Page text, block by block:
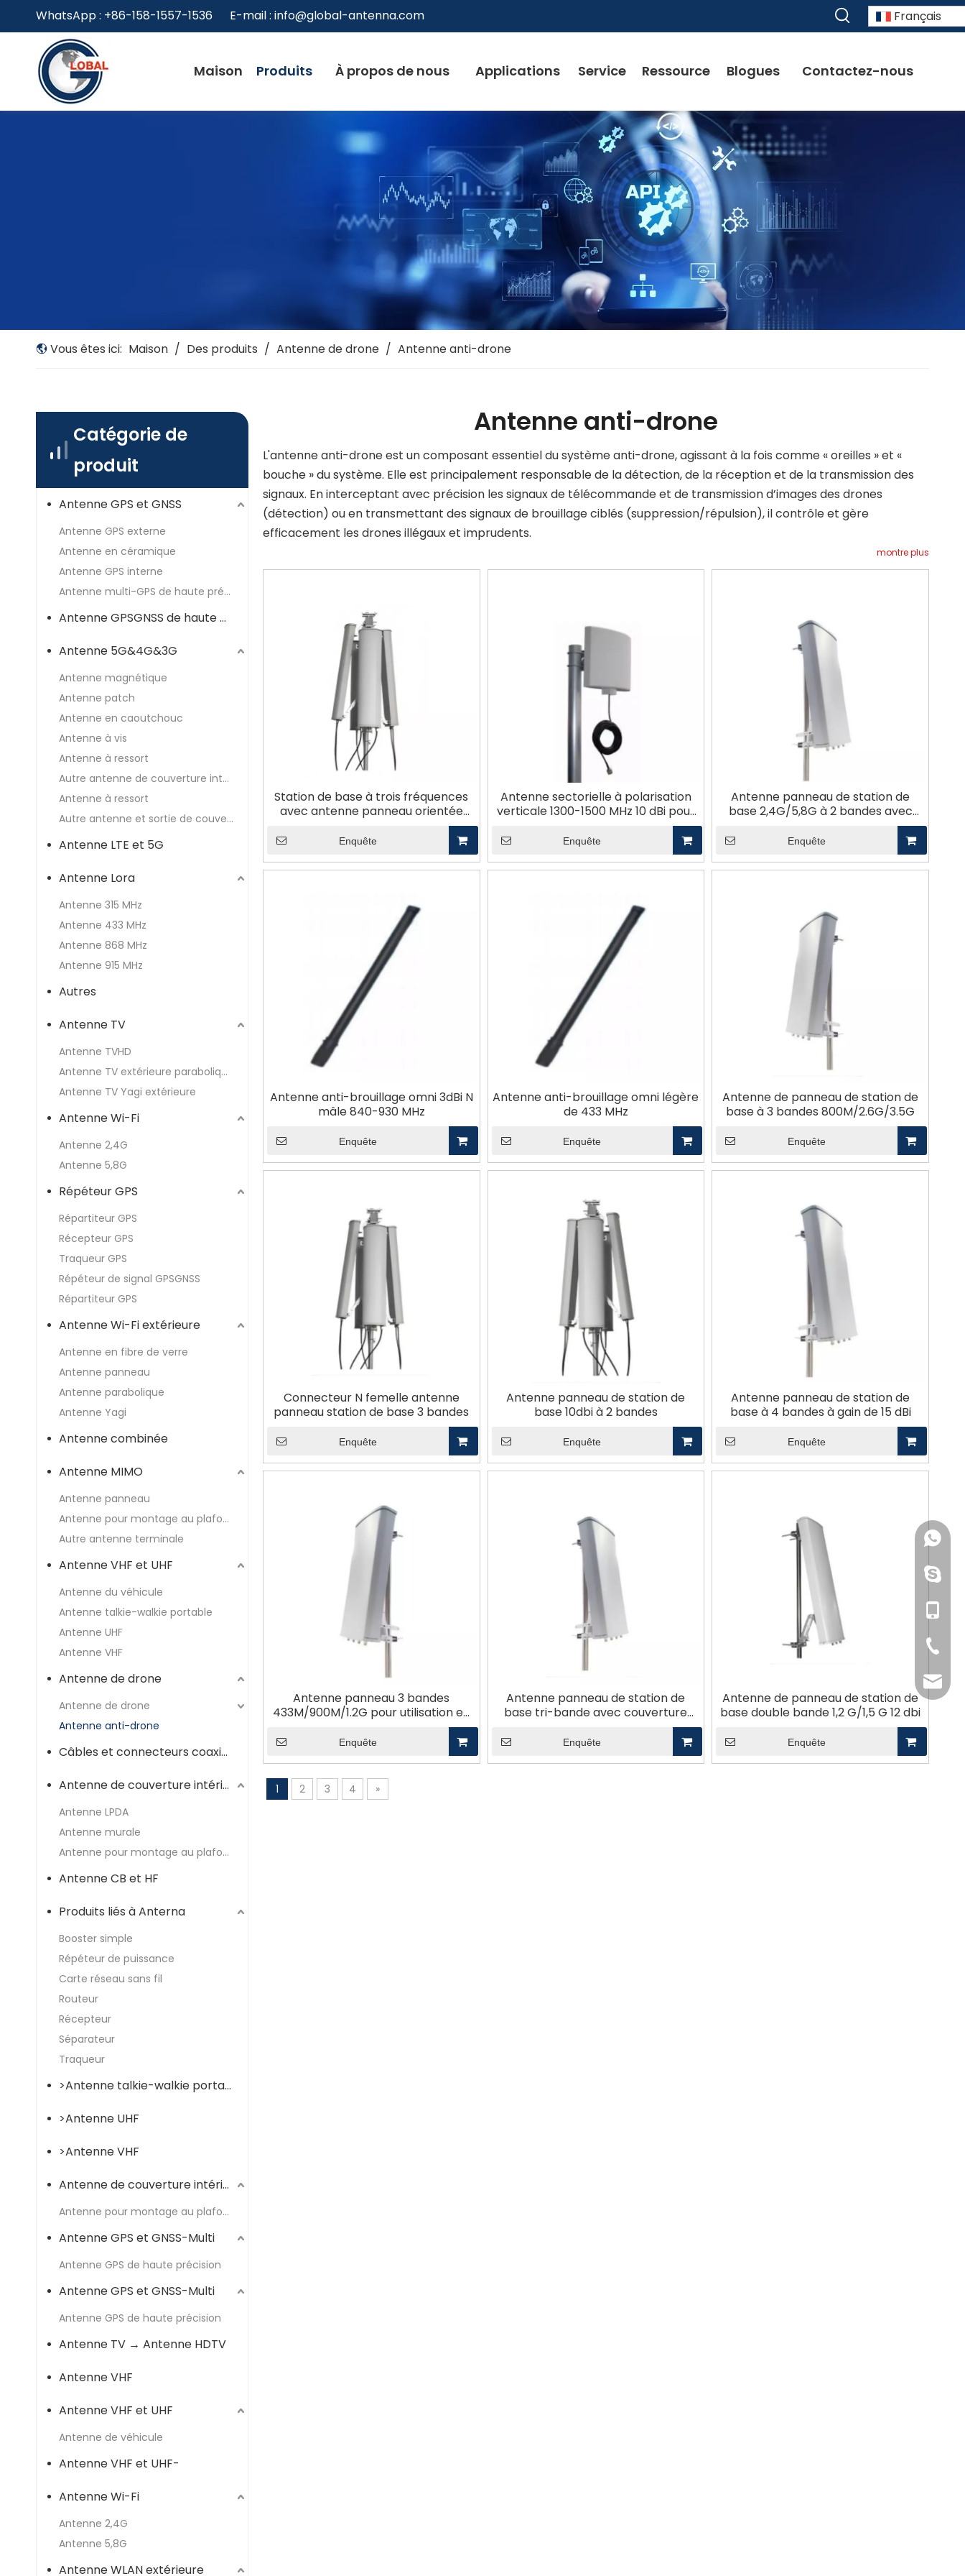
WhatsApp : +86-158-1557-1536 E-mail : info@global-antenna.com Français
Maison Produits À propos de nous Applications Service Ressource Blogues Contactez-nous
Vous êtes ici: Maison / Des produits / Antenne de drone / Antenne anti-drone
Catégorie de
produit
Antenne GPS et GNSS
Antenne GPS externe
Antenne en céramique
Antenne GPS interne
Antenne multi-GPS de haute précision
Antenne GPSGNSS de haute précision
Antenne 5G&4G&3G
Antenne magnétique
Antenne patch
Antenne en caoutchouc
Antenne à vis
Antenne à ressort
Autre antenne de couverture intérieure et antenne Wlan extérieure
Antenne à ressort
Autre antenne et sortie de couverture intérieure...
Antenne LTE et 5G
Antenne Lora
Antenne 315 MHz
Antenne 433 MHz
Antenne 868 MHz
Antenne 915 MHz
Autres
Antenne TV
Antenne TVHD
Antenne TV extérieure parabolique
Antenne TV Yagi extérieure
Antenne Wi-Fi
Antenne 2,4G
Antenne 5,8G
Répéteur GPS
Répartiteur GPS
Récepteur GPS
Traqueur GPS
Répéteur de signal GPSGNSS
Répartiteur GPS
Antenne Wi-Fi extérieure
Antenne en fibre de verre
Antenne panneau
Antenne parabolique
Antenne Yagi
Antenne combinée
Antenne MIMO
Antenne panneau
Antenne pour montage au plafond
Autre antenne terminale
Antenne VHF et UHF
Antenne du véhicule
Antenne talkie-walkie portable
Antenne UHF
Antenne VHF
Antenne de drone
Antenne de drone
Antenne anti-drone
Câbles et connecteurs coaxiaux
Antenne de couverture intérieure
Antenne LPDA
Antenne murale
Antenne pour montage au plafond
Antenne CB et HF
Produits liés à Anterna
Booster simple
Répéteur de puissance
Carte réseau sans fil
Routeur
Récepteur
Séparateur
Traqueur
>Antenne talkie-walkie portable
>Antenne UHF
>Antenne VHF
Antenne de couverture intérieure
Antenne pour montage au plafond
Antenne GPS et GNSS-Multi
Antenne GPS de haute précision
Antenne GPS et GNSS-Multi
Antenne GPS de haute précision
Antenne TV → Antenne HDTV
Antenne VHF
Antenne VHF et UHF
Antenne de véhicule
Antenne VHF et UHF-
Antenne Wi-Fi
Antenne 2,4G
Antenne 5,8G
Antenne WLAN extérieure
Antenne anti-drone
L'antenne anti-drone est un composant essentiel du système anti-drone, agissant à la fois comme « oreilles » et «
bouche » du système. Elle est principalement responsable de la détection, de la réception et de la transmission des
signaux. En interceptant avec précision les signaux de télécommande et de transmission d’images des drones
(détection) ou en transmettant des signaux de brouillage ciblés (suppression/répulsion), il contrôle et gère
efficacement les drones illégaux et imprudents.
montre plus
Station de base à trois fréquences
avec antenne panneau orientée
Enquête
Antenne sectorielle à polarisation
verticale 1300-1500 MHz 10 dBi pour
Enquête
Antenne panneau de station de
base 2,4G/5,8G à 2 bandes avec
Enquête
Antenne anti-brouillage omni 3dBi N
mâle 840-930 MHz
Enquête
Antenne anti-brouillage omni légère
de 433 MHz
Enquête
Antenne de panneau de station de
base à 3 bandes 800M/2.6G/3.5G
Enquête
Connecteur N femelle antenne
panneau station de base 3 bandes
Enquête
Antenne panneau de station de
base 10dbi à 2 bandes
Enquête
Antenne panneau de station de
base à 4 bandes à gain de 15 dBi
Enquête
Antenne panneau 3 bandes
433M/900M/1.2G pour utilisation en
Enquête
Antenne panneau de station de
base tri-bande avec couverture
Enquête
Antenne de panneau de station de
base double bande 1,2 G/1,5 G 12 dbi
Enquête
1 2 3 4 »
+86-
+86-
+86-